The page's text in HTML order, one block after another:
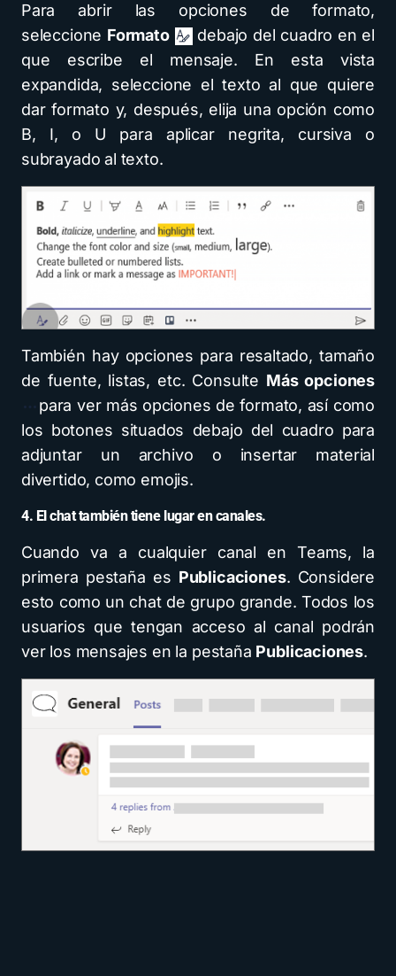
Para abrir las opciones de formato,
seleccione Formato
debajo del cuadro en el
que escribe el mensaje. En esta vista
expandida, seleccione el texto al que quiere
dar formato y, después, elija una opción como
B, I, o U para aplicar negrita, cursiva o
subrayado al texto.
También hay opciones para resaltado, tamaño
de fuente, listas, etc. Consulte Más opciones
para ver más opciones de formato, así como
los botones situados debajo del cuadro para
adjuntar un archivo o insertar material
divertido, como emojis.
4. El chat también tiene lugar en canales.
Cuando va a cualquier canal en Teams, la
primera pestaña es Publicaciones. Considere
esto como un chat de grupo grande. Todos los
usuarios que tengan acceso al canal podrán
ver los mensajes en la pestaña Publicaciones.